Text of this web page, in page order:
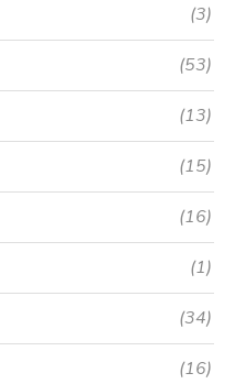
(3)
(53)
(13)
(15)
(16)
(1)
(34)
(16)